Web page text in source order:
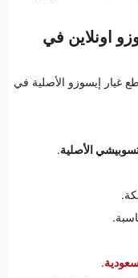
اونلاين في
غيار إيسوزو الأصلية في
الأصلية.
.